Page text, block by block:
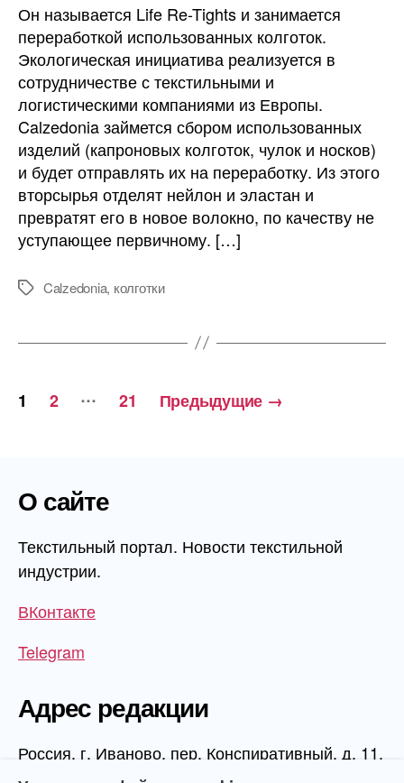
запускает
экопроект
Он называется Life Re-Tights и занимается
переработкой использованных колготок.
Экологическая инициатива реализуется в
сотрудничестве с текстильными и
логистическими компаниями из Европы.
Calzedonia займется сбором использованных
изделий (капроновых колготок, чулок и носков)
и будет отправлять их на переработку. Из этого
вторсырья отделят нейлон и эластан и
превратят его в новое волокно, по качеству не
уступающее первичному. […]
МеткиCalzedonia, колготки
Навигация
1 2 … 21 Предыдущие →
О сайте
Текстильный портал. Новости текстильной
индустрии.
ВКонтакте
Telegram
Адрес редакции
Россия, г. Иваново, пер. Конспиративный, д. 11,
1 этаж, офис 1006